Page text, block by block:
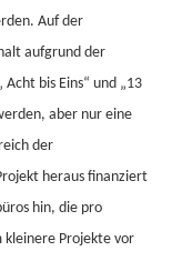
Auf der
aufgrund der
bis Eins“ und „13
aber nur eine
der
heraus finanziert
hin, die pro
kleinere Projekte vor